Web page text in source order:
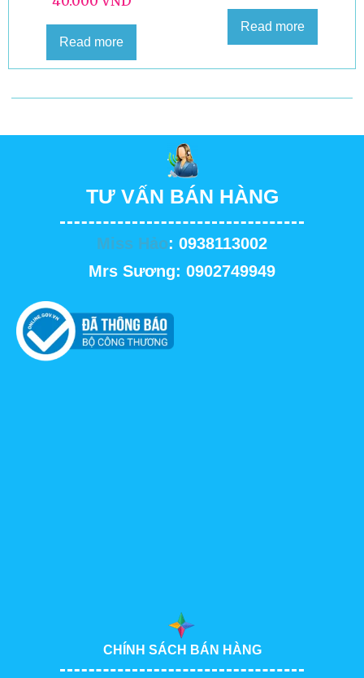
Read more
Read more
TƯ VẤN BÁN HÀNG
Miss Hảo: 0938113002
Mrs Sương: 0902749949
CHÍNH SÁCH BÁN HÀNG